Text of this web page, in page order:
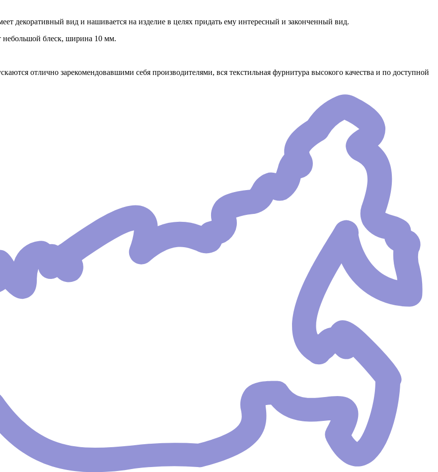
декоративный вид и нашивается на изделие в целях придать ему интересный и законченный вид.
небольшой блеск, ширина 10 мм.
отлично зарекомендовавшими себя производителями, вся текстильная фурнитура высокого качества и по доступной